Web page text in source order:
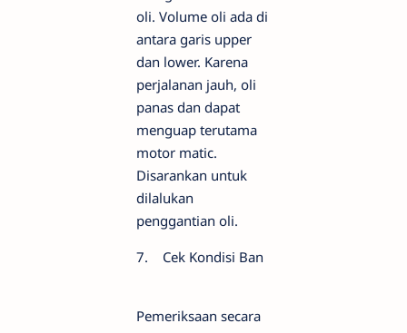
oli. Volume oli ada di
antara garis upper
dan lower. Karena
perjalanan jauh, oli
panas dan dapat
menguap terutama
motor matic.
Disarankan untuk
dilalukan
penggantian oli.
7. Cek Kondisi Ban
Pemeriksaan secara